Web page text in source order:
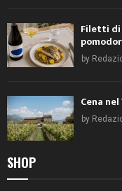
Filetti di
by
Cena
by
SHOP